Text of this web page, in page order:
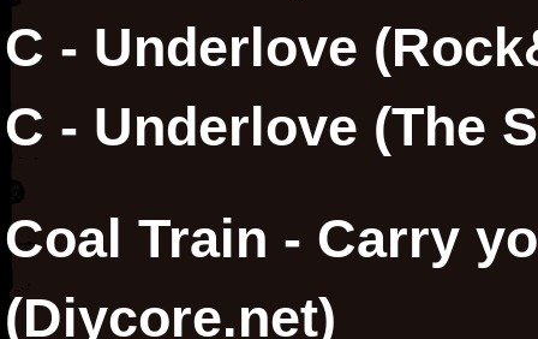
C - Underlove
C - Underlove (The
Coal Train - Carry
(Diycore.net)